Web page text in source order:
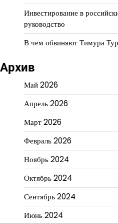
Инвестирование в
руководство
В чем обвиняют Тимура
Архив
Май 2026
Апрель 2026
Март 2026
Февраль 2026
Ноябрь 2024
Октябрь 2024
Сентябрь 2024
Июнь 2024